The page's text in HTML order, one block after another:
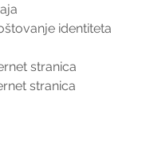
identiteta
stranica
stranica